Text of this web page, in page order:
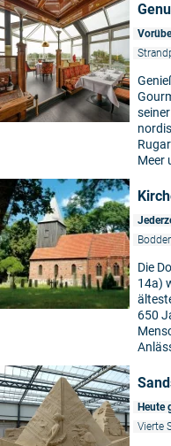
Meer
Die
14a)
650
Heute
Vierte